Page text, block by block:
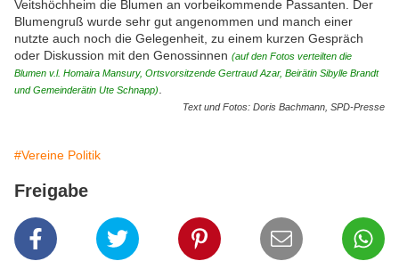
Veitshöchheim die Blumen an vorbeikommende Passanten. Der
Blumengruß wurde sehr gut angenommen und manch einer
nutzte auch noch die Gelegenheit, zu einem kurzen Gespräch
oder Diskussion mit den Genossinnen (auf den Fotos verteilten die
Blumen v.l. Homaira Mansury, Ortsvorsitzende Gertraud Azar, Beirätin Sibylle Brandt
und Gemeinderätin Ute Schnapp)
Text und Fotos: Doris Bachmann, SPD-Presse
#Vereine Politik
Freigabe